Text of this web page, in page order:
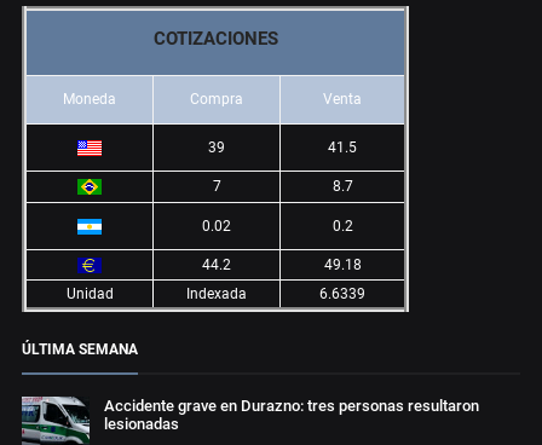
COTIZACIONES
Moneda Compra Venta
39 41.5
7 8.7
0.02 0.2
44.2
49.18
Unidad
Indexada 6.6339
ÚLTIMA SEMANA
Accidente grave en Durazno: tres personas resultaron
lesionadas